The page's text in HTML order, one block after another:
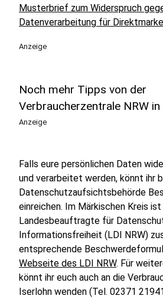
Musterbrief zum Widerspruch
Datenverarbeitung für
Anzeige
Noch mehr Tipps von der
Verbraucherzentrale NRW in
Anzeige
Falls eure persönlichen Daten
und verarbeitet werden, könnt ihr
Datenschutzaufsichtsbehörde
einreichen. Im Märkischen Kreis
Landesbeauftragte für
Informationsfreiheit (LDI NRW)
entsprechende
Webseite des LDI NRW. Für
könnt ihr euch auch an die
Iserlohn wenden (Tel. 02371